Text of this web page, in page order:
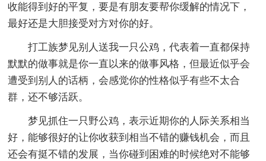
收能得到好的平复，要是有朋友要帮你缓解的情况下，
最好还是大胆接受对方对你的好。
打工族梦见别人送我一只公鸡，代表着一直都保持
默默的做事就是你一直以来的做事风格，但最近似乎会
遭受到别人的话柄，会感觉你的性格似乎有些不太合
群，还不够活跃。
梦见抓住一只野公鸡，表示近期你的人际关系相当
好，能够很好的让你收获到相当不错的赚钱机会，而且
还会有挺不错的发展，当你碰到困难的时候绝对不能够